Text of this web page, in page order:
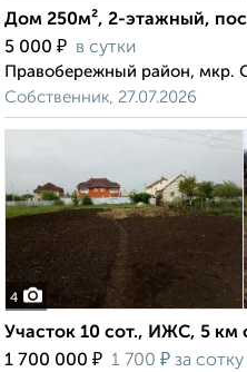
Дом 250м², 2-этажный,
5 000 ₽ в сутки
Правобережный район, мкр.
Собственник, 27.07.2026
4
Участок 10 сот., ИЖС, 5 км
1 700 000 ₽ 1 700 ₽ за сотку